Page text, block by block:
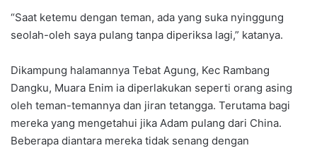
“Saat ketemu dengan teman, ada yang suka nyinggung
seolah-oleh saya pulang tanpa diperiksa lagi,” katanya.
Dikampung halamannya Tebat Agung, Kec Rambang
Dangku, Muara Enim ia diperlakukan seperti orang asing
oleh teman-temannya dan jiran tetangga. Terutama bagi
mereka yang mengetahui jika Adam pulang dari China.
Beberapa diantara mereka tidak senang dengan